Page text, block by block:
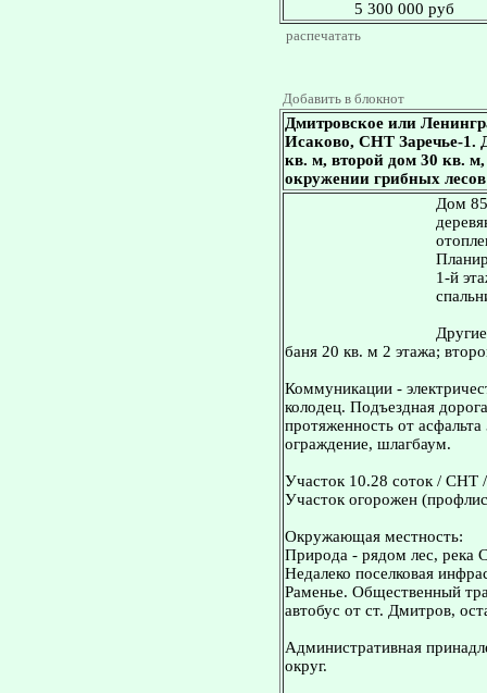
5 300 000 руб
распечатать
Добавить в блокнот
Дмитровское или
Исаково, СНТ Заречье-1.
кв. м, второй дом 30 кв.
окружении грибных
Дом
1-й
баня 20 кв. м 2 этажа;
Коммуникации -
колодец. Подъездная
протяженность от
ограждение, шлагбаум.
Участок 10.28 соток / СНТ
Участок огорожен
Окружающая местность:
Природа - рядом лес, река
Недалеко поселковая
Раменье. Общественный
автобус от ст. Дмитров,
Административная
округ.